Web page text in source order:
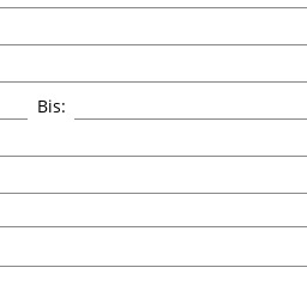
Bis: